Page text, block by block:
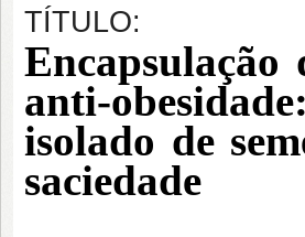
TÍTULO:
Encapsulação
anti-
isolado de
saciedade